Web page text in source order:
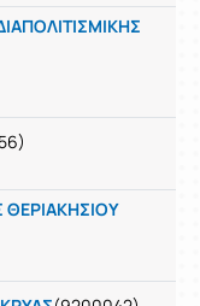
ΘΕΡΙΑΚΗΣΙΟΥ